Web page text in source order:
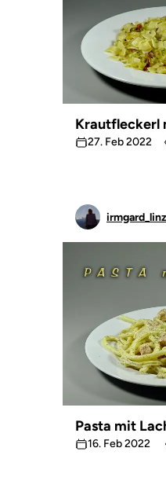
Krautfleckerl
27. Feb 2022
irmgard_linz
Pasta mit
16. Feb 2022